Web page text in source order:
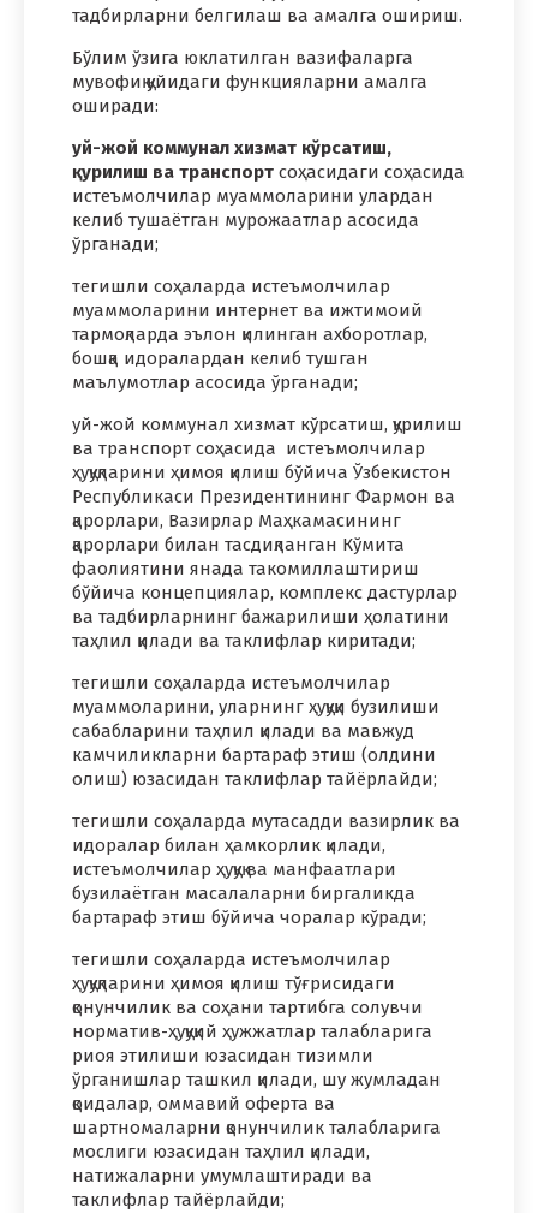
тадбирларни белгилаш ва амалга ошириш.
Бўлим ўзига юклатилган вазифаларга
мувофиқ қуйидаги функцияларни амалга
оширади:
уй-жой коммунал хизмат кўрсатиш,
қурилиш ва транспорт соҳасидаги соҳасида
истеъмолчилар муаммоларини улардан
келиб тушаётган мурожаатлар асосида
ўрганади;
тегишли соҳаларда истеъмолчилар
муаммоларини интернет ва ижтимоий
тармоқларда эълон қилинган ахборотлар,
бошқа идоралардан келиб тушган
маълумотлар асосида ўрганади;
уй-жой коммунал хизмат кўрсатиш, қурилиш
ва транспорт соҳасида истеъмолчилар
ҳуқуқларини ҳимоя қилиш бўйича Ўзбекистон
Республикаси Президентининг Фармон ва
қарорлари, Вазирлар Маҳкамасининг
қарорлари билан тасдиқланган Кўмита
фаолиятини янада такомиллаштириш
бўйича концепциялар, комплекс дастурлар
ва тадбирларнинг бажарилиши ҳолатини
таҳлил қилади ва таклифлар киритади;
тегишли соҳаларда истеъмолчилар
муаммоларини, уларнинг ҳуқуқи бузилиши
сабабларини таҳлил қилади ва мавжуд
камчиликларни бартараф этиш (олдини
олиш) юзасидан таклифлар тайёрлайди;
тегишли соҳаларда мутасадди вазирлик ва
идоралар билан ҳамкорлик қилади,
истеъмолчилар ҳуқуқ ва манфаатлари
бузилаётган масалаларни биргаликда
бартараф этиш бўйича чоралар кўради;
тегишли соҳаларда истеъмолчилар
ҳуқуқларини ҳимоя қилиш тўғрисидаги
қонунчилик ва соҳани тартибга солувчи
норматив-ҳуқуқий ҳужжатлар талабларига
риоя этилиши юзасидан тизимли
ўрганишлар ташкил қилади, шу жумладан
қоидалар, оммавий оферта ва
шартномаларни қонунчилик талабларига
мослиги юзасидан таҳлил қилади,
натижаларни умумлаштиради ва
таклифлар тайёрлайди;